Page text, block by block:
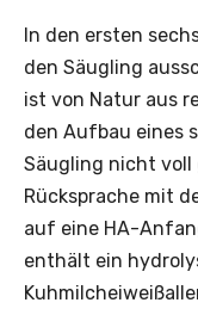
In den ersten
den Säugling
ist von Natur aus
den Aufbau eines
Säugling nicht
Rücksprache mit
auf eine HA-
enthält ein